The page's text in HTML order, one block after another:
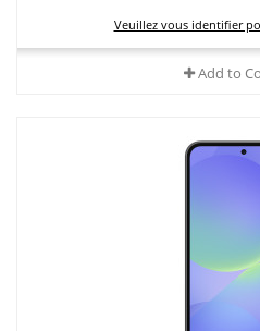
Veuillez vous identifier
Add to